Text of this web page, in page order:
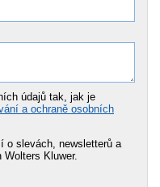
údajů tak, jak je
a ochraně osobních
o slevách, newsletterů a
Kluwer.